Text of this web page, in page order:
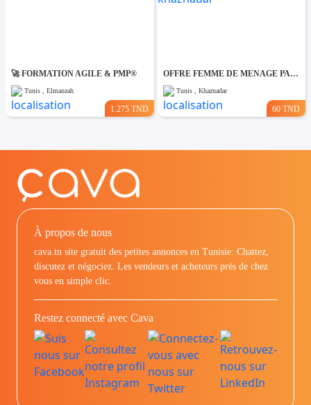
🚀 FORMATION AGILE & PMP®
Tunis , Elmanzah
1.275 TND
OFFRE FEMME DE MENAGE PAR JOUR A khaznadar
Tunis , Khaznadar
60 TND
À propos de nous
cava.tn site gratuit des petites annonces en Tunisie: Chattez,
discutez et négociez. Les vendeurs et acheteurs prés de chez
vous en simple clic.
Restez connecté avec Cava